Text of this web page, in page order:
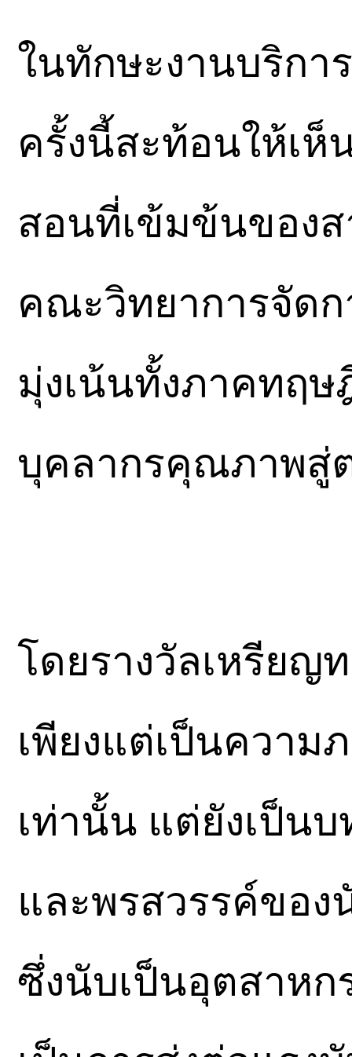
ในทักษะงานบริกา
ครั้งนี้สะท้อนให้เห็
สอนที่เข้มข้นของส
คณะวิทยาการจัด
มุ่งเน้นทั้งภาคทฤ
บุคลากรคุณภาพสู่
โดยรางวัลเหรียญ
เพียงแต่เป็นความ
เท่านั้น แต่ยังเป็น
และพรสวรรค์ของ
ซึ่งนับเป็นอุตสาหก